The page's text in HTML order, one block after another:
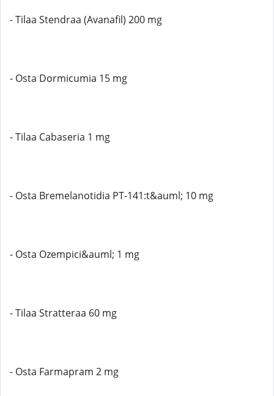
- Tilaa Stendraa (Avanafil) 200 mg
- Osta Dormicumia 15 mg
- Tilaa Cabaseria 1 mg
- Osta Bremelanotidia PT-141:t&auml; 10 mg
- Osta Ozempici&auml; 1 mg
- Tilaa Stratteraa 60 mg
- Osta Farmapram 2 mg